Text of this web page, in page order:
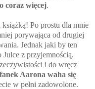
coraz więcej.
Po prostu dla mnie
porywająca od drugiej
Jednak jaki by ten
Julce z przyjemnością.
i do wręcz
Aarona waha się
w pełni zadowolone.